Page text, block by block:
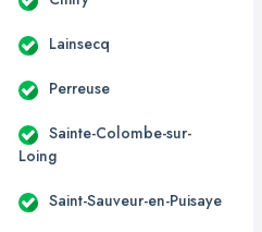
Lainsecq
Perreuse
Sainte-Colombe-sur-
Loing
Saint-Sauveur-en-Puisaye